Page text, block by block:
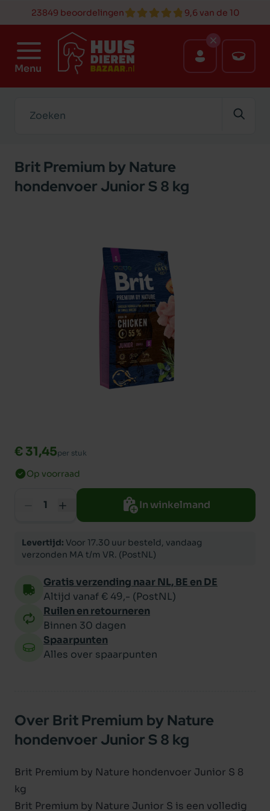
23849 beoordelingen 9,6 van de 10
Menu
Brit Premium by Nature
hondenvoer Junior S 8 kg
€ 31,45per stuk
Op voorraad
In winkelmand
Levertijd: Voor 17.30 uur besteld, vandaag
verzonden MA t/m VR. (PostNL)
Gratis verzending naar NL, BE en DE
Altijd vanaf € 49,- (PostNL)
Ruilen en retourneren
Binnen 30 dagen
Spaarpunten
Alles over spaarpunten
Over Brit Premium by Nature
hondenvoer Junior S 8 kg
Brit Premium by Nature hondenvoer Junior S 8
kg
Brit Premium by Nature Junior S is een volledig